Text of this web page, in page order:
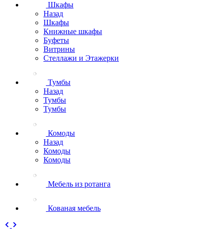
Шкафы
Назад
Шкафы
Книжные шкафы
Буфеты
Витрины
Стеллажи и Этажерки
Тумбы
Назад
Тумбы
Тумбы
Комоды
Назад
Комоды
Комоды
Мебель из ротанга
Кованая мебель